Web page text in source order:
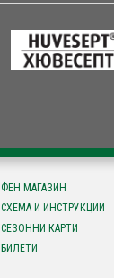
ФЕН МАГАЗИН
СХЕМА И ИНСТРУКЦИИ
СЕЗОННИ КАРТИ
БИЛЕТИ